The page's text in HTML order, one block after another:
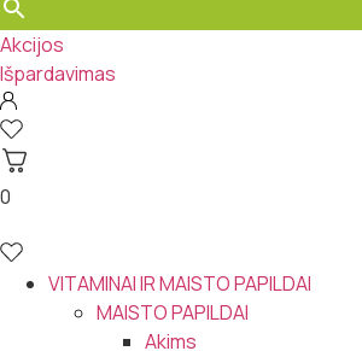
Akcijos
Išpardavimas
0
VITAMINAI IR MAISTO PAPILDAI
MAISTO PAPILDAI
Akims